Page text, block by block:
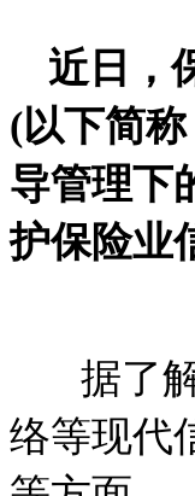
近日，
(以下简
导管理下
护保险业
据了
络等现代